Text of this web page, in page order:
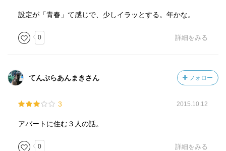
設定が「青春」て感じで、少しイラッとする。年かな。
0 詳細をみる
てんぷらあんまきさん フォロー
3 2015.10.12
アパートに住む３人の話。
0 詳細をみる